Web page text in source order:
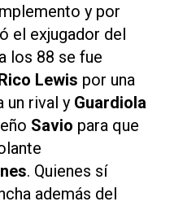
y por
el exjugador del
los 88 se fue
Lewis por una
un rival y Guardiola
Savio para que
. Quienes sí
además del